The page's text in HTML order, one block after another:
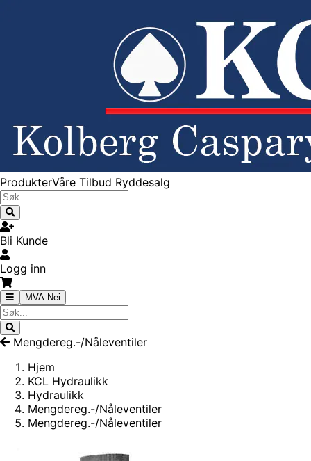
ProdukterVåre Tilbud Ryddesalg
Bli Kunde
Logg inn
MVA Nei
Mengdereg.-/Nåleventiler
Hjem
KCL Hydraulikk
Hydraulikk
Mengdereg.-/Nåleventiler
Mengdereg.-/Nåleventiler